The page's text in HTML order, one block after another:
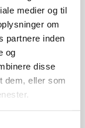
medier og til
om
partnere inden
og
disse
dem, eller som
marinaden.
bradepanden
på
skal gerne
ca. 30
Vend